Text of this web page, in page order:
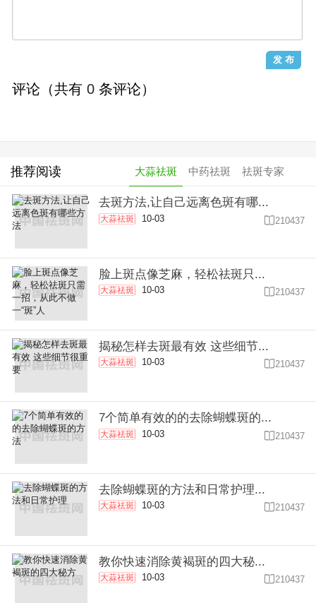
评论（共有 0 条评论）
推荐阅读 大蒜祛斑 中药祛斑 祛斑专家
去斑方法,让自己远离色斑有哪...
大蒜祛斑 10-03  210437
脸上斑点像芝麻，轻松祛斑只...
大蒜祛斑 10-03 210437
揭秘怎样去斑最有效 这些细节...
大蒜祛斑 10-03  210437
7个简单有效的的去除蝴蝶斑的...
大蒜祛斑 10-03 210437
去除蝴蝶斑的方法和日常护理...
大蒜祛斑 10-03 210437
教你快速消除黄褐斑的四大秘...
大蒜祛斑 10-03  210437